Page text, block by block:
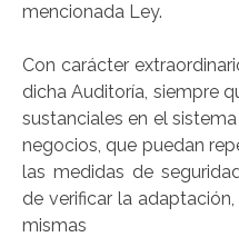
mencionada Ley.
Con carácter
dicha Auditoría, siempre
sustanciales en el
negocios, que puedan
las medidas de
de verificar la
mismas